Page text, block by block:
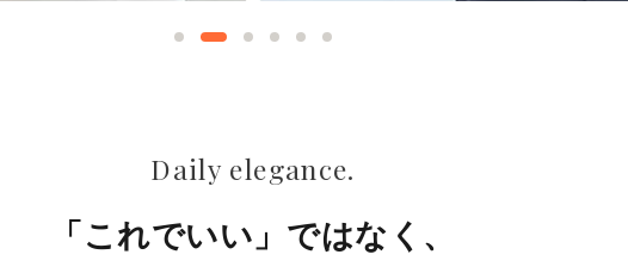
Daily elegance.
「これでいい」ではなく、